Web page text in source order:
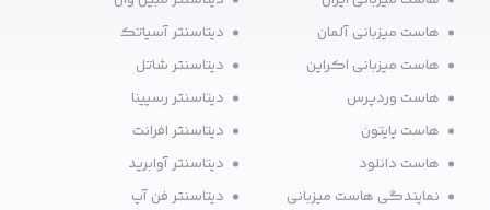
هاست میزبانی آلمان
هاست میزبانی اکراین
هاست وردپرس
هاست پایتون
هاست دانلود
نمایندگی هاست میزبانی
دیتاسنتر آسیاتک
دیتاسنتر شاتل
دیتاسنتر رسپینا
دیتاسنتر افرانت
دیتاسنتر آوابرید
دیتاسنتر فن آپ